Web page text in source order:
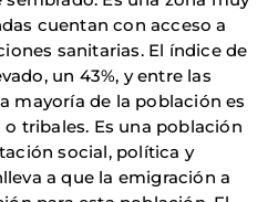
cuentan con acceso a
sanitarias. El índice de
un 43%, y entre las
mayoría de la población es
tribales. Es una población
social, política y
a que la emigración a